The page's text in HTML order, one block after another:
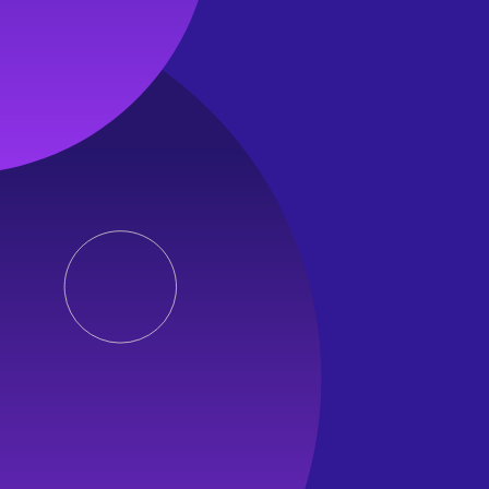
__Host-next-auth.csrf-token
Je cookie používaná k ochraně proti útokům Cross-Site
__Secure-next-auth.callback-url
Je cookie používaná k uložení URL odkazu na volání zpět.
Analytické cookies nám pomáhají vylepšovat naše webové
ph_current_project_token
Tato cookie uchovává token pro aktuální projekt, který
Tato cookie uchovává název aktuálního projektu, který